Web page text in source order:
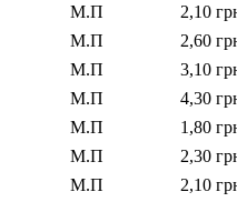
М.П
2,10
М.П
2,60
М.П
3,10
М.П
4,30
М.П
1,80
М.П
2,30
М.П
2,10